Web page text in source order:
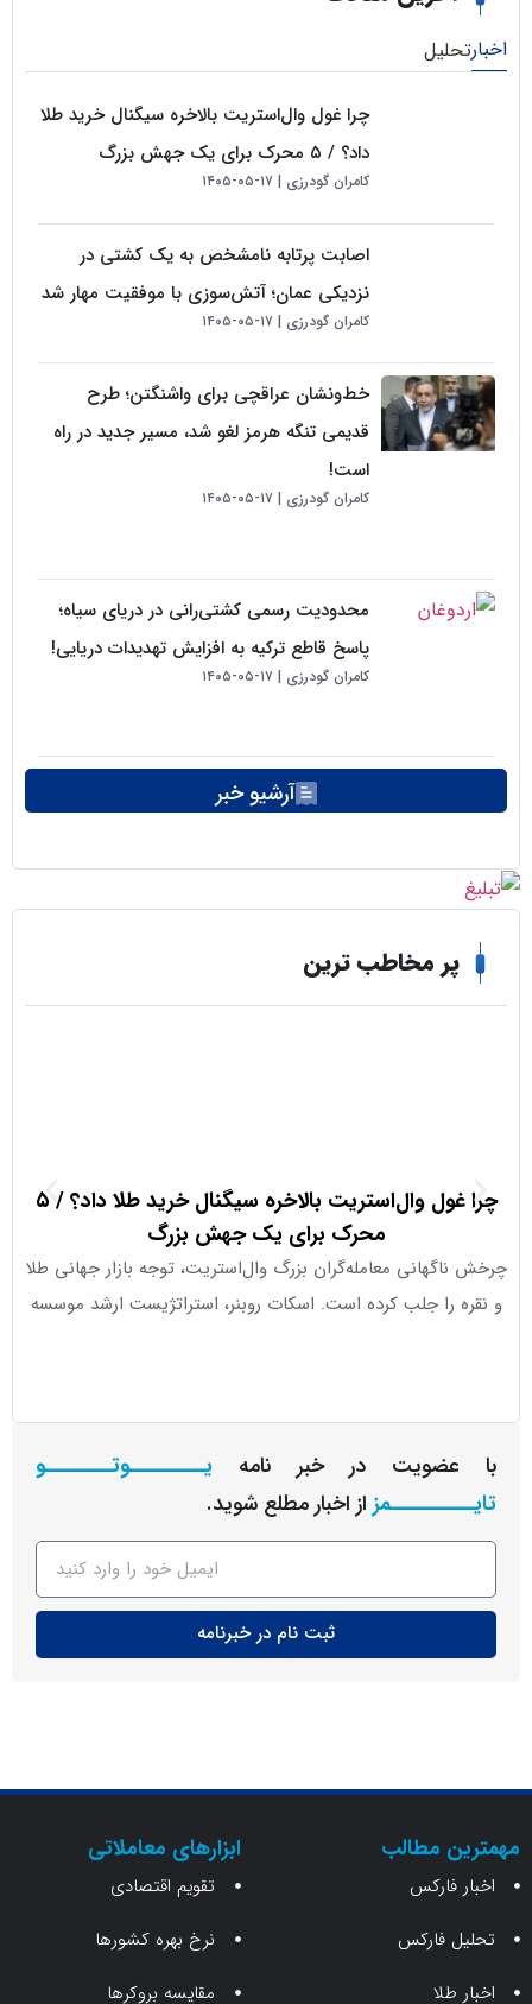
چرا غول وال‌استریت بالاخره سیگنال خرید طلا
کامران گودرزی ۱۷-۰۵-۱۴۰۵
اصابت پرتابه نامشخص به یک کشتی در
نزدیکی عمان؛ آتش‌سوزی با موفقیت مهار شد
کامران گودرزی ۱۷-۰۵-۱۴۰۵
خط‌ونشان عراقچی برای واشنگتن؛ طرح
قدیمی تنگه هرمز لغو شد، مسیر جدید در راه
کامران گودرزی ۱۷-۰۵-۱۴۰۵
محدودیت رسمی کشتی‌رانی در دریای سیاه؛
پاسخ قاطع ترکیه به افزایش تهدیدات دریایی!
کامران گودرزی ۱۷-۰۵-۱۴۰۵
آرشیو خبر
پر مخاطب ترین
چرا غول وال‌استریت بالاخره سیگنال خرید طلا داد؟ / ۵
محرک برای یک جهش بزرگ
معامله‌گران بزرگ وال‌استریت، توجه بازار جهانی طلا
را جلب کرده است. اسکات روبنر، استراتژیست ارشد موسسه
ورود ۱.۱ میلیارد دلار به ETFهای کریپتو در هفته اخیر
جذب
در خبر نامه
یـــــــــوتــــــــو
از اخبار مطلع شوید.
ثبت نام در خبرنامه
مطالب
فارکس
فارکس
ابزارهای معاملاتی
تقویم اقتصادی
نرخ بهره کشورها
مقایسه بروکرها